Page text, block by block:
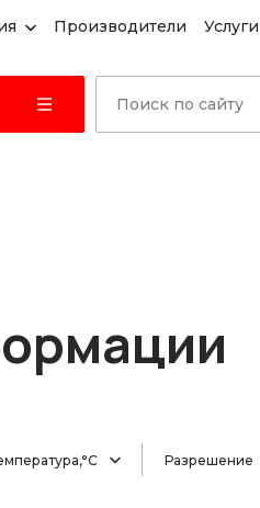
Производители Услуги
Разрешение